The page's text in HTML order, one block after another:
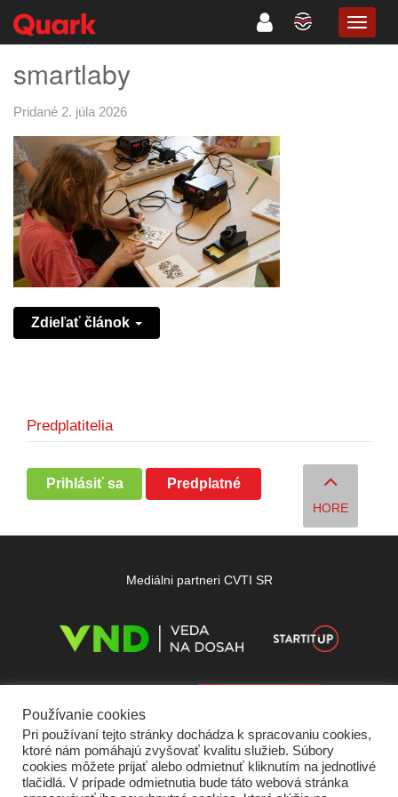
smartlaby
Pridané 2. júla 2026
Zdieľať článok
Predplatitelia
Prihlásiť sa Predplatné
HORE
Mediálni partneri CVTI SR
Používanie cookies
Pri používaní tejto stránky dochádza k spracovaniu cookies,
ktoré nám pomáhajú zvyšovať kvalitu služieb. Súbory
cookies môžete prijať alebo odmietnuť kliknutím na jednotlivé
tlačidlá. V prípade odmietnutia bude táto webová stránka